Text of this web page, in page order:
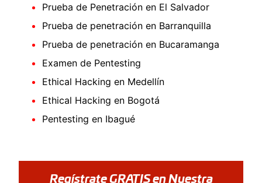
Prueba de Penetración en El Salvador
Prueba de penetración en Barranquilla
Prueba de penetración en Bucaramanga
Examen de Pentesting
Ethical Hacking en Medellín
Ethical Hacking en Bogotá
Pentesting en Ibagué
Regístrate GRATIS en Nuestra